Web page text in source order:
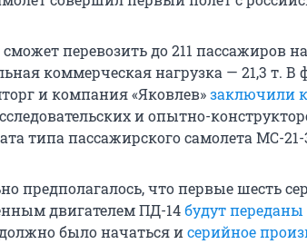
перевозить до 211 пассажиров
коммерческая нагрузка — 21,3 т. В
и компания «Яковлев»заключили
и опытно-
типа пассажирского самолета МС-21-
предполагалось, что первые шесть
двигателем ПД-14будут переданы
было начаться исерийное